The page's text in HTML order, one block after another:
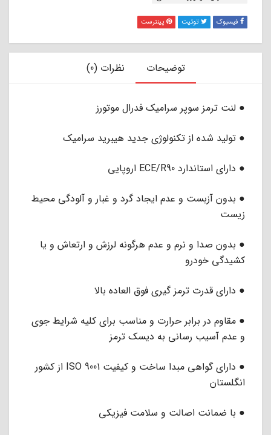
فیسبوک توئیت پینترست
توضیحات نظرات (0)
● لنت ترمز سوپر سرامیک فدرال موتورز
● تولید شده از تکنولوژی جدید هیبرید سرامیک
● دارای استاندارد ECE/R90 اروپایی
● بدون آزبست و عدم ایجاد گرد و غبار و آلودگی محیط
زیست
● بدون صدا و نرم و عدم هرگونه لرزش و ارتعاش و یا
کشیدگی خودرو
● دارای قدرت ترمز گیری فوق العاده بالا
● مقاوم در برابر حرارت و مناسب برای کلیه شرایط جوی
و عدم آسیب رسانی به دیسک ترمز
● دارای گواهی مبدا ساخت و کیفیت ISO 9001 از کشور
انگلستان
● با ضمانت اصالت و سلامت فیزیکی